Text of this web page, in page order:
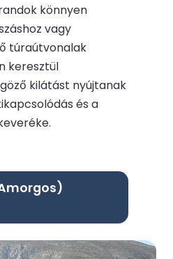
könnyen
vagy
túraútvonalak
keresztül
kilátást nyújtanak
és a